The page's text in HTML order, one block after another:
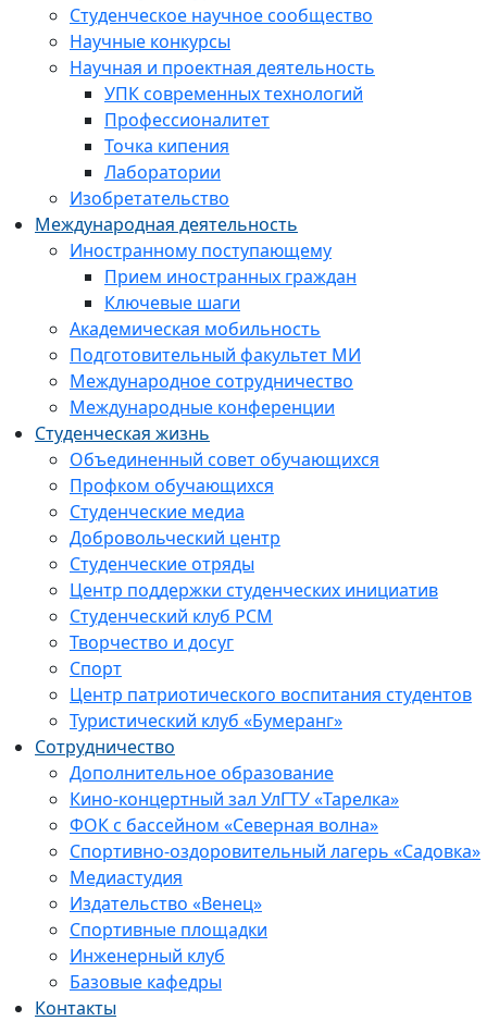
Студенческое научное сообщество
Научные конкурсы
Научная и проектная деятельность
УПК современных технологий
Профессионалитет
Точка кипения
Лаборатории
Изобретательство
Международная деятельность
Иностранному поступающему
Прием иностранных граждан
Ключевые шаги
Академическая мобильность
Подготовительный факультет МИ
Международное сотрудничество
Международные конференции
Студенческая жизнь
Объединенный совет обучающихся
Профком обучающихся
Студенческие медиа
Добровольческий центр
Студенческие отряды
Центр поддержки студенческих инициатив
Студенческий клуб РСМ
Творчество и досуг
Спорт
Центр патриотического воспитания студентов
Туристический клуб «Бумеранг»
Сотрудничество
Дополнительное образование
Кино-концертный зал УлГТУ «Тарелка»
ФОК с бассейном «Северная волна»
Спортивно-оздоровительный лагерь «Садовка»
Медиастудия
Издательство «Венец»
Спортивные площадки
Инженерный клуб
Базовые кафедры
Контакты